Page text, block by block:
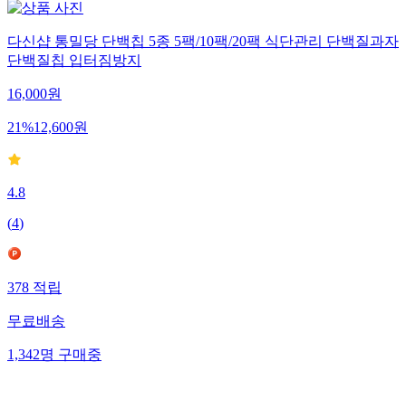
다신샵 통밀당 단백칩 5종 5팩/10팩/20팩 식단관리 단백질과자
단백질칩 입터짐방지
16,000원
21%12,600원
4.8
(4)
378적립
무료배송
1,342명구매중